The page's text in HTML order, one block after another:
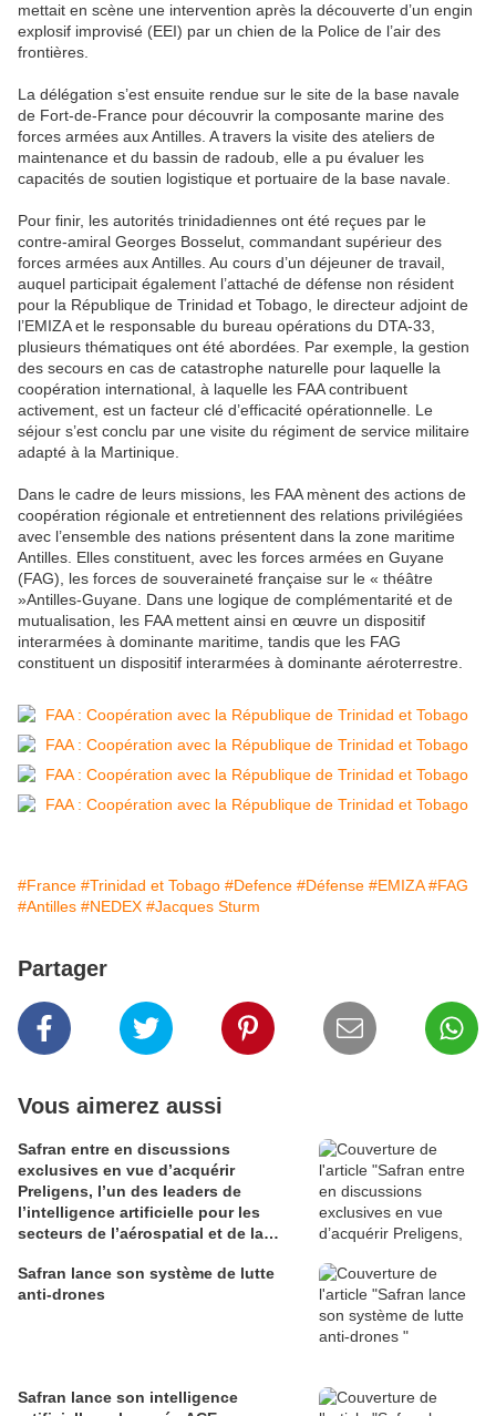
mettait en scène une intervention après la découverte d’un engin
explosif improvisé (EEI) par un chien de la Police de l’air des
frontières.
La délégation s’est ensuite rendue sur le site de la base navale
de Fort-de-France pour découvrir la composante marine des
forces armées aux Antilles. A travers la visite des ateliers de
maintenance et du bassin de radoub, elle a pu évaluer les
capacités de soutien logistique et portuaire de la base navale.
Pour finir, les autorités trinidadiennes ont été reçues par le
contre-amiral Georges Bosselut, commandant supérieur des
forces armées aux Antilles. Au cours d’un déjeuner de travail,
auquel participait également l’attaché de défense non résident
pour la République de Trinidad et Tobago, le directeur adjoint de
l’EMIZA et le responsable du bureau opérations du DTA-33,
plusieurs thématiques ont été abordées. Par exemple, la gestion
des secours en cas de catastrophe naturelle pour laquelle la
coopération international, à laquelle les FAA contribuent
activement, est un facteur clé d’efficacité opérationnelle. Le
séjour s’est conclu par une visite du régiment de service militaire
adapté à la Martinique.
Dans le cadre de leurs missions, les FAA mènent des actions de
coopération régionale et entretiennent des relations privilégiées
avec l’ensemble des nations présentent dans la zone maritime
Antilles. Elles constituent, avec les forces armées en Guyane
(FAG), les forces de souveraineté française sur le « théâtre
»Antilles-Guyane. Dans une logique de complémentarité et de
mutualisation, les FAA mettent ainsi en œuvre un dispositif
interarmées à dominante maritime, tandis que les FAG
constituent un dispositif interarmées à dominante aéroterrestre.
#France #Trinidad et Tobago #Defence #Défense #EMIZA #FAG
#Antilles #NEDEX #Jacques Sturm
Partager
Vous aimerez aussi
Safran entre en discussions
exclusives en vue d’acquérir
Preligens, l’un des leaders de
l’intelligence artificielle pour les
secteurs de l’aérospatial et de la
Safran lance son système de lutte
anti-drones
Safran lance son intelligence